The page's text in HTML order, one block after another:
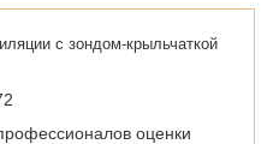
с зондом-крыльчаткой
оценки